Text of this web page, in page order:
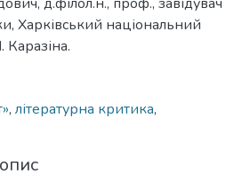
Харківський національний
Каразіна.
, літературна критика,